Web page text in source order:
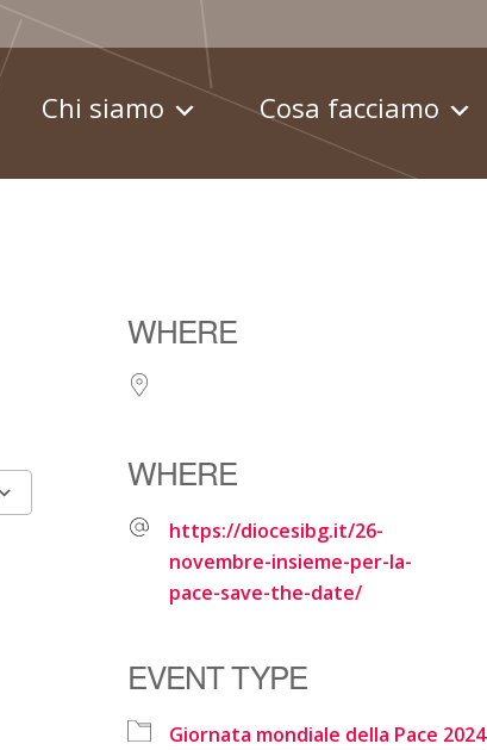
Chi siamo Cosa facciamo
Google Calendar iCalendar
WHERE
WHERE
https://diocesibg.it/26-
novembre-insieme-per-la-
pace-save-the-date/
EVENT TYPE
Giornata mondiale della Pace 2024